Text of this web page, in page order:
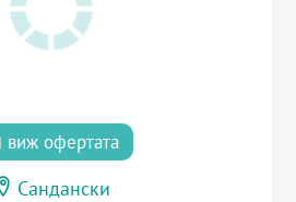
виж офертата
Сандански